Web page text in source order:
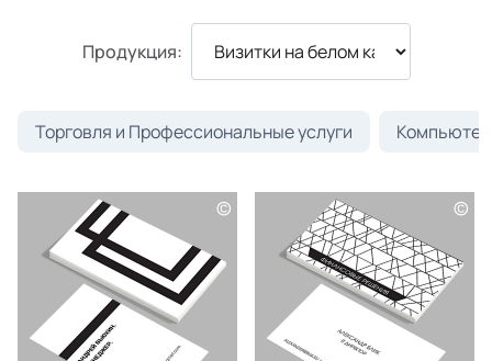
Продукция:
Торговля и Профессиональные услуги
© ©